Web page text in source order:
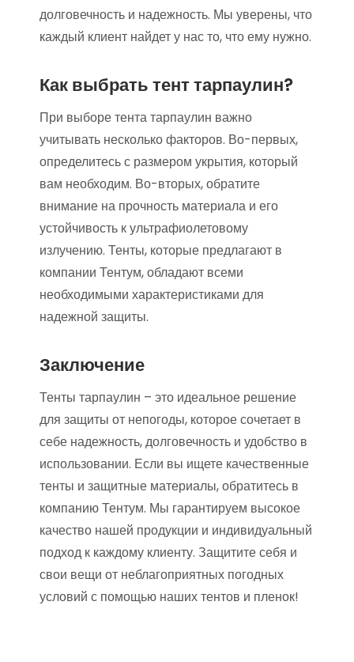
долговечность и надежность. Мы уверены, что
каждый клиент найдет у нас то, что ему нужно.
Как выбрать тент тарпаулин?
При выборе тента тарпаулин важно
учитывать несколько факторов. Во-первых,
определитесь с размером укрытия, который
вам необходим. Во-вторых, обратите
внимание на прочность материала и его
устойчивость к ультрафиолетовому
излучению. Тенты, которые предлагают в
компании Тентум, обладают всеми
необходимыми характеристиками для
надежной защиты.
Заключение
Тенты тарпаулин – это идеальное решение
для защиты от непогоды, которое сочетает в
себе надежность, долговечность и удобство в
использовании. Если вы ищете качественные
тенты и защитные материалы, обратитесь в
компанию Тентум. Мы гарантируем высокое
качество нашей продукции и индивидуальный
подход к каждому клиенту. Защитите себя и
свои вещи от неблагоприятных погодных
условий с помощью наших тентов и пленок!